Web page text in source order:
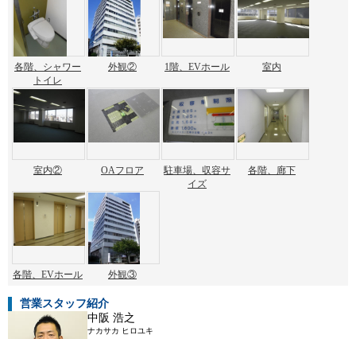
各階、シャワー
トイレ
外観② 1階、EVホール 室内
室内② OAフロア
駐車場、収容サ
イズ
各階、廊下
各階、EVホール 外観③
営業スタッフ紹介
中阪 浩之
ナカサカ ヒロユキ